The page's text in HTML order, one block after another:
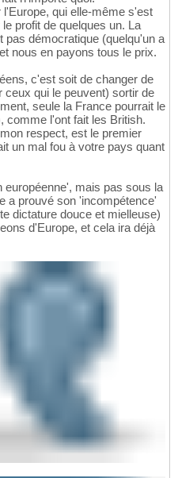
qui elle-même s'est
profit de quelques un. La
démocratique (quelqu'un a
nous en payons tous le prix.
c'est soit de changer de
ceux qui le peuvent) sortir de
seule la France pourrait le
comme l'ont fait les British.
respect, est le premier
un mal fou à votre pays quant
mais pas sous la
a prouvé son 'incompétence'
dictature douce et mielleuse)
d'Europe, et cela ira déjà